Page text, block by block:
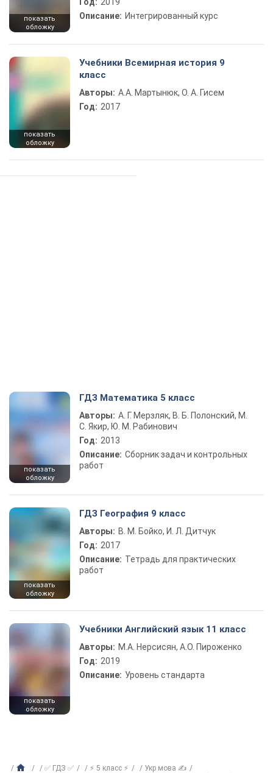
показать
обложку
Описание: Интегрированный курс
показать
обложку
Учебники Всемирная история 9
класс
Авторы: А.А. Мартынюк, О. А. Гисем
Год: 2017
показать
обложку
ГДЗ Математика 5 класс
Авторы: А. Г. Мерзляк, В. Б. Полонский, М.
С. Якир, Ю. М. Рабинович
Год: 2013
Описание: Сборник задач и контрольных
работ
показать
обложку
ГДЗ География 9 класс
Авторы: В. М. Бойко, И. Л. Дитчук
Год: 2017
Описание: Тетрадь для практических
работ
показать
обложку
Учебники Английский язык 11 класс
Авторы: М.А. Нерсисян, А.О. Пироженко
Год: 2019
Описание: Уровень стандарта
✅ ГДЗ ✅ ⚡ 5 класс ⚡
Укр мова ✍